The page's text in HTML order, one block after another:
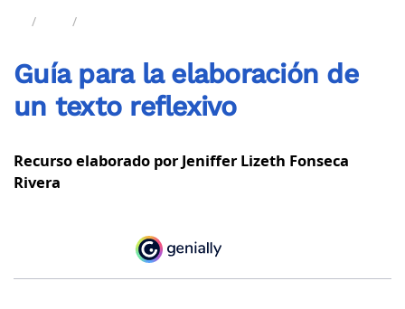
Guía para la elaboración de
un texto reflexivo
Recurso elaborado por Jeniffer Lizeth Fonseca
Rivera